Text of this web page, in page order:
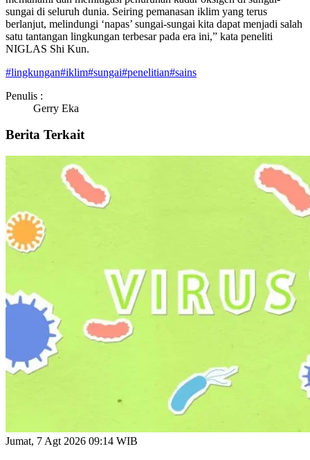
sungai di seluruh dunia. Seiring pemanasan iklim yang terus
berlanjut, melindungi ‘napas’ sungai-sungai kita dapat menjadi salah
satu tantangan lingkungan terbesar pada era ini,” kata peneliti
NIGLAS Shi Kun.
#lingkungan#iklim#sungai#penelitian#sains
Penulis :
Gerry Eka
Berita Terkait
Jumat, 7 Agt 2026 09:14 WIB